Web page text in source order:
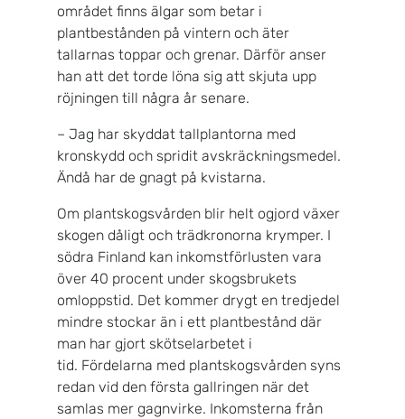
området finns älgar som betar i
plantbestånden på vintern och äter
tallarnas toppar och grenar. Därför anser
han att det torde löna sig att skjuta upp
röjningen till några år senare.
– Jag har skyddat tallplantorna med
kronskydd och spridit avskräckningsmedel.
Ändå har de gnagt på kvistarna.
Om plantskogsvården blir helt ogjord växer
skogen dåligt och trädkronorna krymper. I
södra Finland kan inkomstförlusten vara
över 40 procent under skogsbrukets
omloppstid. Det kommer drygt en tredjedel
mindre stockar än i ett plantbestånd där
man har gjort skötselarbetet i
tid. Fördelarna med plantskogsvården syns
redan vid den första gallringen när det
samlas mer gagnvirke. Inkomsterna från